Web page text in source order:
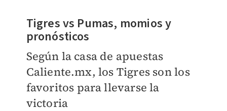
Tigres vs Pumas, momios y
pronósticos
Según la casa de apuestas
Caliente.mx, los Tigres son los
favoritos para llevarse la
victoria